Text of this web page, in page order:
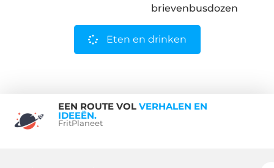
brievenbusdozen
Eten en drinken
EEN ROUTE VOL VERHALEN EN
IDEEËN.
FritPlaneet